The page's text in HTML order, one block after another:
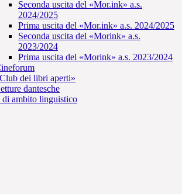
Seconda uscita del «Mor.ink» a.s.
2024/2025
Prima uscita del «Mor.ink» a.s. 2024/2025
Seconda uscita del «Morink» a.s.
2023/2024
Prima uscita del «Morink» a.s. 2023/2024
dei libri aperti»
dantesche
di ambito linguistico